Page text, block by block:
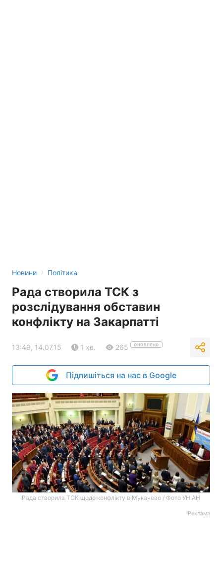
Новини › Політика
Рада створила ТСК з
розслідування обставин
конфлікту на Закарпатті
13:49, 14.07.15 1 хв. 265 ОНОВЛЕНО
Підпишіться на нас в Google
Рада створила ТСК щодо конфлікту в Мукачево / Фото УНІАН
Реклама